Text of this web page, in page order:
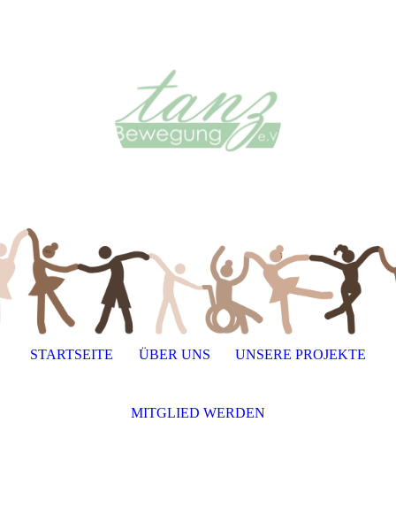
STARTSEITE ÜBER UNS UNSERE PROJEKTE
MITGLIED WERDEN